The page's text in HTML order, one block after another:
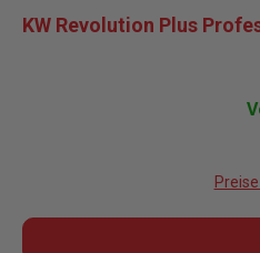
KW Revolution Plus